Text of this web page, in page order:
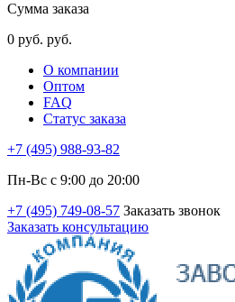
Сумма заказа
0 руб. руб.
О компании
Оптом
FAQ
Статус заказа
+7 (495) 988-93-82
Пн-Вс с 9:00 до 20:00
+7 (495) 749-08-57 Заказать звонок
Заказать консультацию